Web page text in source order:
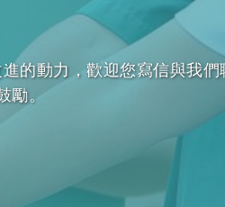
的動力，歡迎您寫信與我們
。